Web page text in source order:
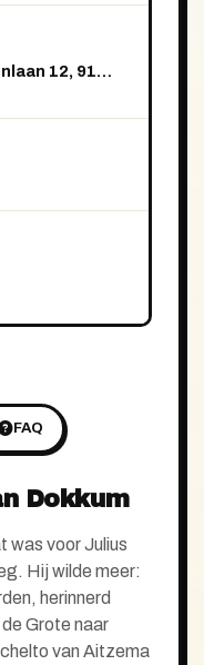
Bonifatiuspark, Bronlaan 12, 9101 VS Dokkum
FAQ
Dokkum
was voor Julius
Hij wilde meer:
herinnerd
Grote naar
van Aitzema